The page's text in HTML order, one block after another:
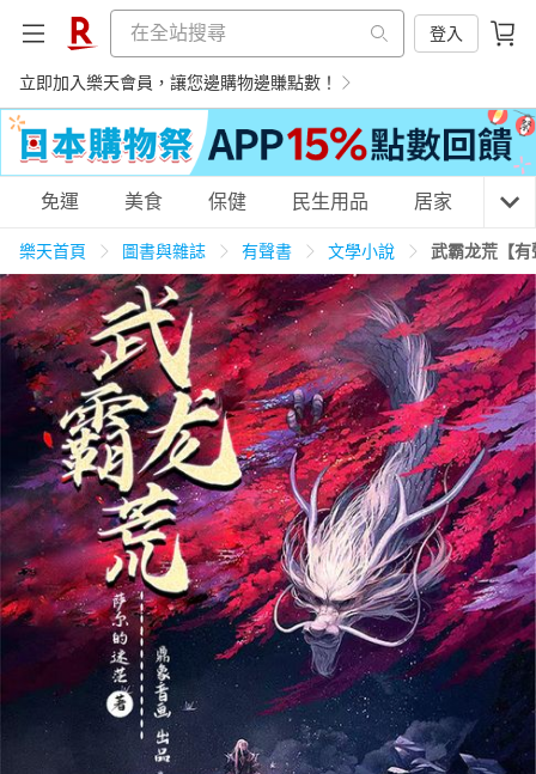
登入
立即加入樂天會員，讓您邊購物邊賺點數！
購物網分類
天天免運 美食蛋糕 養生保健 民生用品
居家生活 3C家電 運動休閒 親子玩具
女裝 男裝 化妝保養 情趣用品
日本購物 電子/紙本書
HOT
免運 美食 保健 民生用品 居家 3C
樂天首頁 圖書與雜誌 有聲書 文學小說 武霸龙荒【有